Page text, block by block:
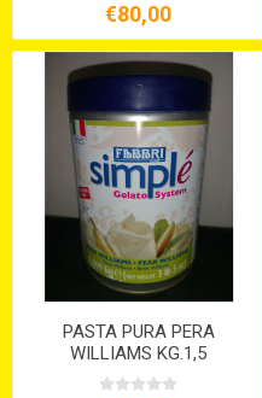
€80,00
PASTA PURA PERA
WILLIAMS KG.1,5